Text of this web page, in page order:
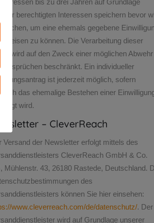
bis zu drei Jahren auf Grundlage
berechtigten Interessen speichern bevor
löschen, um eine ehemals gegebene
zu können. Die Verarbeitung dieser
wird auf den Zweck einer möglichen Abwehr
Ansprüchen beschränkt. Ein individueller
ist jederzeit möglich, sofern
das ehemalige Bestehen einer
wird.
– CleverReach
Versand der Newsletter erfolgt mittels des
CleverReach GmbH & Co.
Mühlenstr. 43, 26180 Rastede, Deutschland.
des
können Sie hier einsehen:
www.cleverreach.com/de/datenschutz/. Der
wird auf Grundlage unserer